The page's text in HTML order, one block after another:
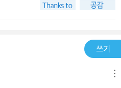
다 오히려 이들이 틀렸음을 알리
선생님에 대해서도 알게 되었지
않는 일들로 가득했다는 것과,많
했다는 것을요.앞으로는 나의 생
!2011년 12월 28일 수요일에꿈
쓰기